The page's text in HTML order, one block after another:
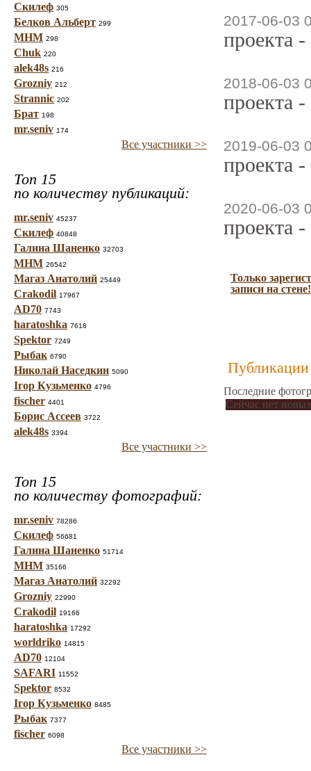
Скилеф 305
Белков Альберт 299
МНМ 298
Chuk 220
alek48s 216
Grozniy 212
Strannic 202
Брат 198
mr.seniv 174
Все участники >>
Топ 15
по количеству публикаций:
mr.seniv 45237
Скилеф 40848
Галина Шаненко 32703
МНМ 26542
Магаз Анатолий 25449
Crakodil 17967
AD70 7743
haratoshka 7618
Spektor 7249
Рыбак 6790
Николай Наседкин 5090
Ігор Кузьменко 4796
fischer 4401
Борис Ассеев 3722
alek48s 3394
Все участники >>
Топ 15
по количеству фотографий:
mr.seniv 78286
Скилеф 56681
Галина Шаненко 51714
МНМ 35166
Магаз Анатолий 32292
Grozniy 22990
Crakodil 19166
haratoshka 17292
worldriko 14815
AD70 12104
SAFARI 11552
Spektor 8532
Ігор Кузьменко 8485
Рыбак 7377
fischer 6098
Все участники >>
2017-06-03
проекта
2018-06-03
проекта
2019-06-03
проекта
2020-06-03
проекта
Только
записи на стене!
Публикации
Последние
Сейчас нет